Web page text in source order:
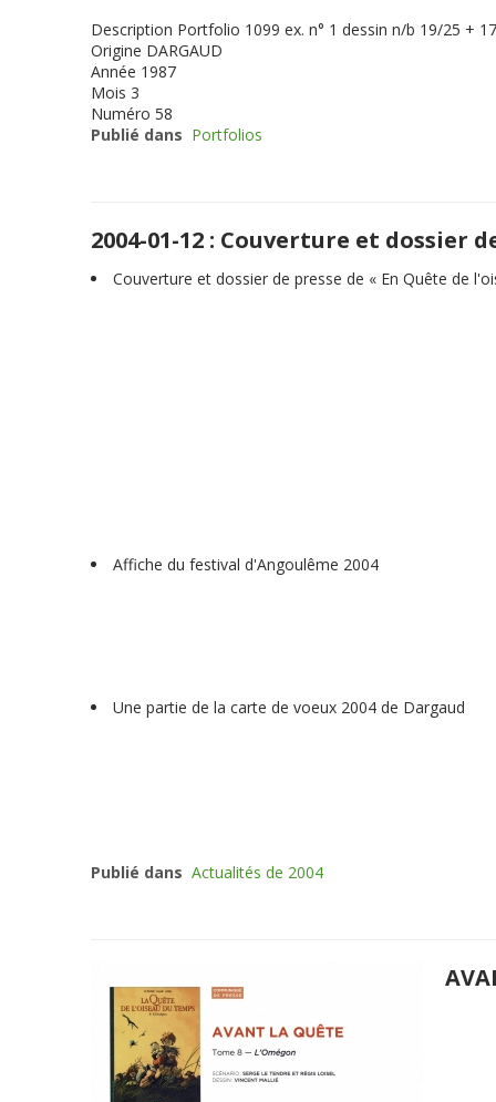
Description Portfolio 1099 ex. n° 1 dessin n/b 19/25 +
Origine DARGAUD
Année 1987
Mois 3
Numéro 58
Publié dans Portfolios
2004-01-12 : Couverture et dossier
Couverture et dossier de presse de « En Quête de
Affiche du festival d'Angoulême 2004
Une partie de la carte de voeux 2004 de Dargaud
Publié dans Actualités de 2004